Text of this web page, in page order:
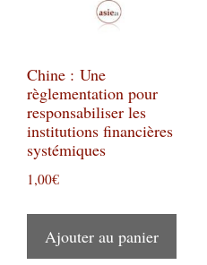
Chine : Une
règlementation pour
responsabiliser les
institutions financières
systémiques
1,00€
Ajouter au panier